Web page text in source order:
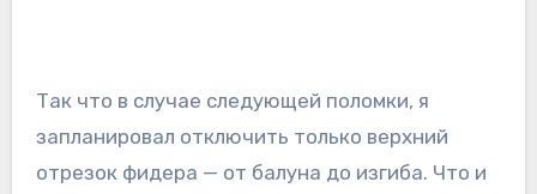
Так что в случае следующей поломки, я
запланировал отключить только верхний
отрезок фидера — от балуна до изгиба. Что и